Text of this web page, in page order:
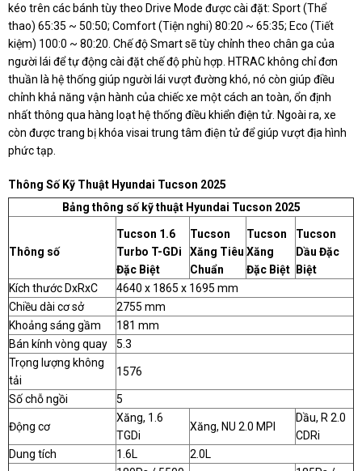
kéo trên các bánh tùy theo Drive Mode được cài đặt: Sport (Thể
thao) 65:35 ~ 50:50; Comfort (Tiện nghi) 80:20 ~ 65:35; Eco (Tiết
kiệm) 100:0 ~ 80:20. Chế độ Smart sẽ tùy chỉnh theo chân ga của
người lái để tự động cài đặt chế độ phù hợp. HTRAC không chỉ đơn
thuần là hệ thống giúp người lái vượt đường khó, nó còn giúp điều
chỉnh khả năng vận hành của chiếc xe một cách an toàn, ổn định
nhất thông qua hàng loạt hệ thống điều khiển điện tử. Ngoài ra, xe
còn được trang bị khóa visai trung tâm điện tử để giúp vượt địa hình
phức tạp.
Thông Số Kỹ Thuật Hyundai Tucson 2025
Bảng thông số kỹ thuật Hyundai Tucson 2025
Thông số
Tucson 1.6
Turbo T-GDi
Đặc Biệt
Tucson
Xăng Tiêu
Chuẩn
Tucson
Xăng
Đặc Biệt
Tucson
Dầu Đặc
Biệt
Kích thước DxRxC
4640 x 1865 x 1695 mm
Chiều dài cơ sở
2755 mm
Khoảng sáng gầm
181 mm
Bán kính vòng quay
5.3
Trọng lượng không
tải
1576
Số chỗ ngồi 5
Động cơ
Xăng, 1.6
TGDi
Xăng, NU 2.0 MPI
Dầu, R 2.0
CDRi
Dung tích
1.6L 2.0L